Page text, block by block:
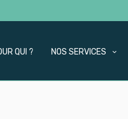
QUI ? NOS SERVICES